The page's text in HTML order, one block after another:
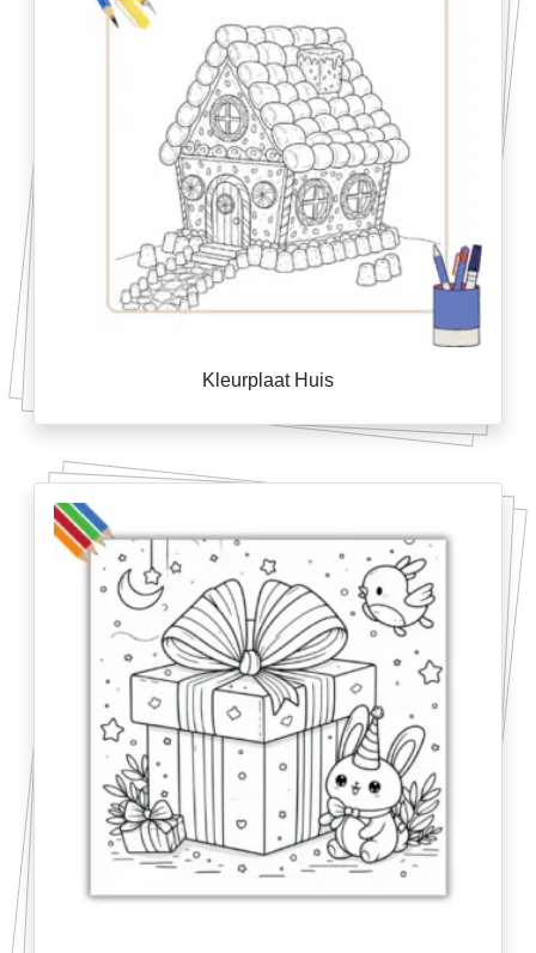
Kleurplaat Huis